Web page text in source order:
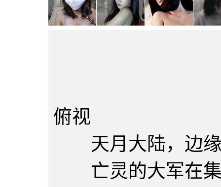
俯视
天月大陆，边缘
亡灵的大军在集